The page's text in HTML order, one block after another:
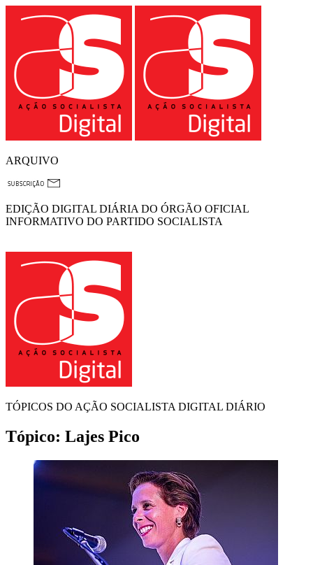
ARQUIVO
EDIÇÃO DIGITAL DIÁRIA DO ÓRGÃO OFICIAL
INFORMATIVO DO PARTIDO SOCIALISTA
TÓPICOS DO AÇÃO SOCIALISTA DIGITAL DIÁRIO
Tópico: Lajes Pico